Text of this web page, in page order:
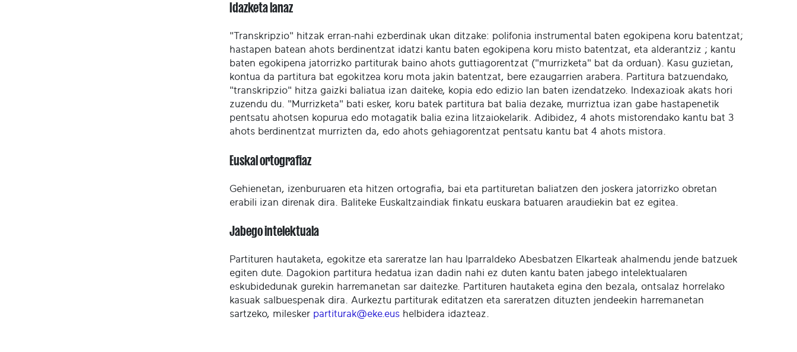
Idazketa lanaz
"Transkripzio" hitzak erran-nahi ezberdinak ukan ditzake: polifonia instrumental baten egokipena koru batentzat;
hastapen batean ahots berdinentzat idatzi kantu baten egokipena koru misto batentzat, eta alderantziz ; kantu
baten egokipena jatorrizko partiturak baino ahots guttiagorentzat ("murrizketa" bat da orduan). Kasu guzietan,
kontua da partitura bat egokitzea koru mota jakin batentzat, bere ezaugarrien arabera. Partitura batzuendako,
"transkripzio" hitza gaizki baliatua izan daiteke, kopia edo edizio lan baten izendatzeko. Indexazioak akats hori
zuzendu du. "Murrizketa" bati esker, koru batek partitura bat balia dezake, murriztua izan gabe hastapenetik
pentsatu ahotsen kopurua edo motagatik balia ezina litzaiokelarik. Adibidez, 4 ahots mistorendako kantu bat 3
ahots berdinentzat murrizten da, edo ahots gehiagorentzat pentsatu kantu bat 4 ahots mistora.
Euskal ortografiaz
Gehienetan, izenburuaren eta hitzen ortografia, bai eta partituretan baliatzen den joskera jatorrizko obretan
erabili izan direnak dira. Baliteke Euskaltzaindiak finkatu euskara batuaren araudiekin bat ez egitea.
Jabego intelektuala
Partituren hautaketa, egokitze eta sareratze lan hau Iparraldeko Abesbatzen Elkarteak ahalmendu jende batzuek
egiten dute. Dagokion partitura hedatua izan dadin nahi ez duten kantu baten jabego intelektualaren
eskubidedunak gurekin harremanetan sar daitezke. Partituren hautaketa egina den bezala, ontsalaz horrelako
kasuak salbuespenak dira. Aurkeztu partiturak editatzen eta sareratzen dituzten jendeekin harremanetan
sartzeko, milesker partiturak@eke.eus helbidera idazteaz.